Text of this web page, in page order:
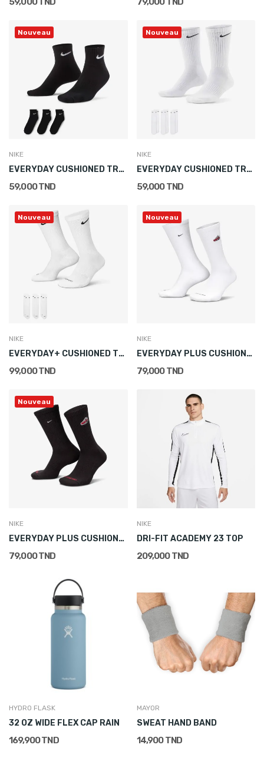
Nouveau
NIKE
EVERYDAY CUSHIONED TRAINING ANKLE SOCKS (3 PAIRS)
59,000 TND
Nouveau
NIKE
EVERYDAY CUSHIONED TRAINING CREW SOCKS (3 PAIRS)
59,000 TND
Nouveau
NIKE
EVERYDAY+ CUSHIONED TRAINING CREW SOCKS (3 PAIRS)
99,000 TND
Nouveau
NIKE
EVERYDAY PLUS CUSHIONED CREW SOCKS (1 PAIR)
79,000 TND
Nouveau
NIKE
EVERYDAY PLUS CUSHIONED CREW SOCKS (1 PAIR)
79,000 TND
NIKE
DRI-FIT ACADEMY 23 TOP
209,000 TND
HYDRO FLASK
32 OZ WIDE FLEX CAP RAIN
169,900 TND
MAYOR
SWEAT HAND BAND
14,900 TND